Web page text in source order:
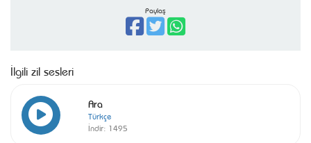
Paylaş
İlgili zil sesleri
Ara
Türkçe
İndir: 1495